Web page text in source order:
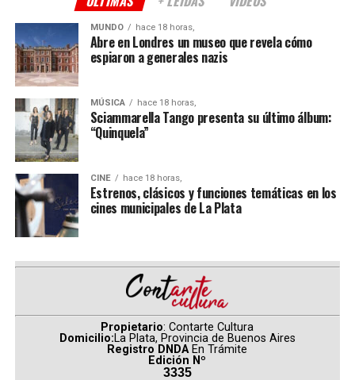
ubicada en el barrio de San Cristóbal, sus productores
Teresa Rodríguezy Eduardo Mischcelebran la
segunda entrega del Festival.
En esta casona de 1913 donde vivieron
Tejada GómezyMercedes Sosa, la música vibra entre
sus paredes, el arte y la poesía resuena en sus cimientos
y con estas raíces de pasión y coraje,
produciendo arte y música independiente.
Programación
Concierto didáctico de Valor Vereda en la Escuela
Normal Nro. 8 de Boedo
Jueves 24 de septiembre – a las 21
La Ferni – Apertura del Festival
Viernes 25 de septiembre – a las 21
MUNDO hace 18 horas,
Abre en Londres un museo que revela cómo
espiaron a generales nazis
MÚSICA hace 18 horas,
Sciammarella Tango presenta su último álbum:
“Quinquela”
CINE hace 18 horas,
Estrenos, clásicos y funciones temáticas en los
cines municipales de La Plata
Propietario: Contarte Cultura
Domicilio:La Plata, Provincia de Buenos Aires
Registro DNDA En Trámite
Edición Nº
3335